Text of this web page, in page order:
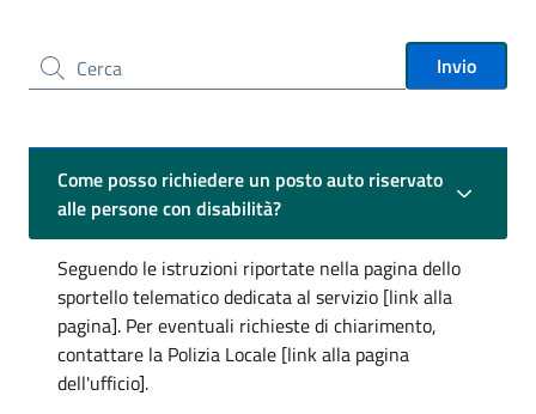
Cerca nel sito Invio
Come posso richiedere un posto auto riservato
alle persone con disabilità?
Seguendo le istruzioni riportate nella pagina dello
sportello telematico dedicata al servizio [link alla
pagina]. Per eventuali richieste di chiarimento,
contattare la Polizia Locale [link alla pagina
dell'ufficio].